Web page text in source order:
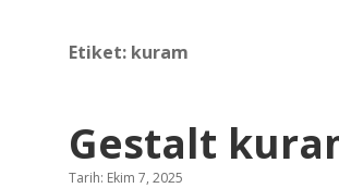
Etiket: kuram
Gestalt
Tarih: Ekim 7, 2025